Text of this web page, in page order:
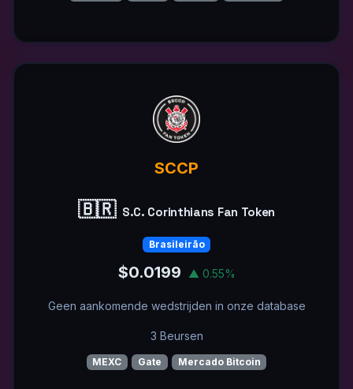
SCCP
🇧🇷 S.C. Corinthians Fan Token
Brasileirão
$0.0199 ▲ 0.55%
Geen aankomende wedstrijden in onze database
3 Beursen
MEXC Gate Mercado Bitcoin